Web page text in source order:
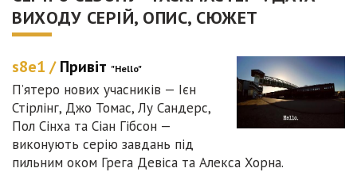
ВИХОДУ СЕРІЙ, ОПИС, СЮЖЕТ
s8e1 /Привіт "Hello"
П’ятеро нових учасників — Ієн
Стірлінг, Джо Томас, Лу Сандерс,
Пол Сінха та Сіан Гібсон —
виконують серію завдань під
пильним оком Грега Девіса та Алекса Хорна.